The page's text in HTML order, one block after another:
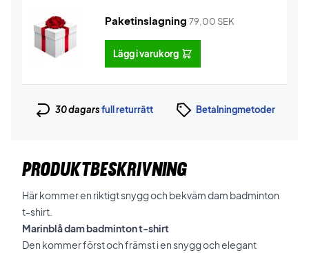
Paketinslagning 79,00 SEK
Lägg i varukorg
30 dagarsfull returrätt Betalningmetoder
PRODUKTBESKRIVNING
Här kommer en riktigt snygg och bekväm dam badminton
t-shirt.
Marinblå dam badminton t-shirt
Den kommer först och främst i en snygg och elegant